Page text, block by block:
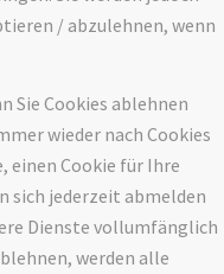
/ abzulehnen, wenn
Sie Cookies ablehnen
wieder nach Cookies
einen Cookie für Ihre
sich jederzeit abmelden
Dienste vollumfänglich
werden alle